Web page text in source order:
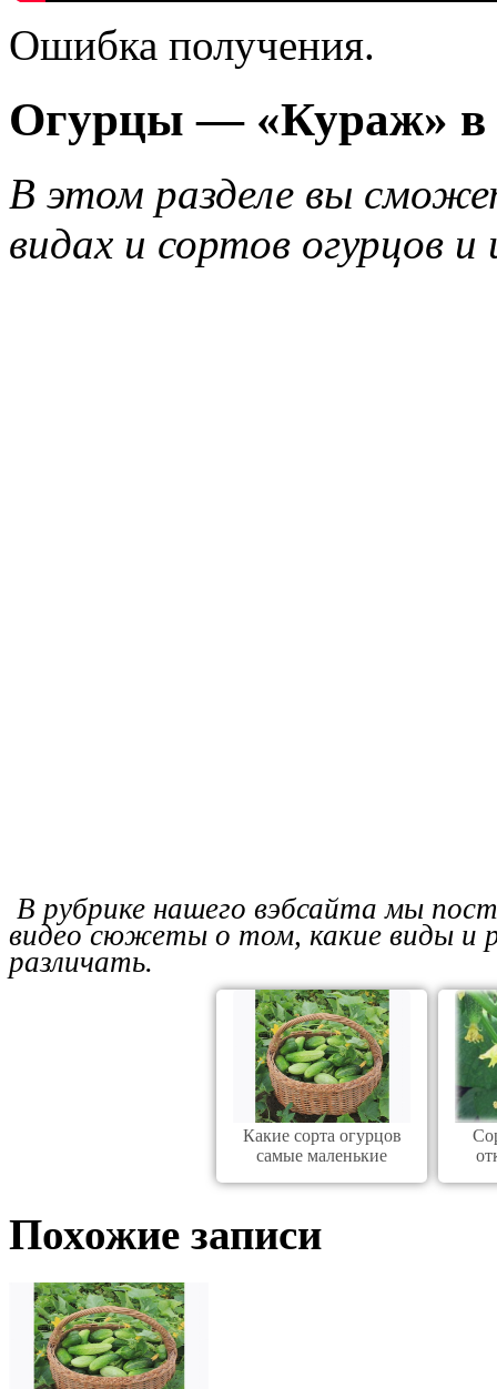
Ошибка получения.
Огурцы — «Кураж» в
В этом разделе вы
видах и сортов огурцов
В рубрике нашего вэбсайта мы
видео сюжеты о том, какие виды и
различать.
Какие сорта огурцов
самые маленькие
Похожие записи